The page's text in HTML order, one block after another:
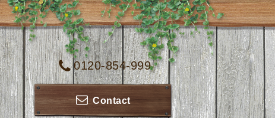
0120-854-999
Contact